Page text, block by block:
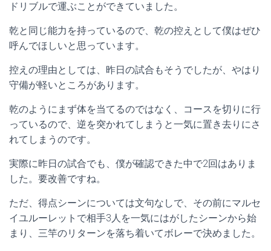
ドリブルで運ぶことができていました。
乾と同じ能力を持っているので、乾の控えとして僕はぜひ
呼んでほしいと思っています。
控えの理由としては、昨日の試合もそうでしたが、やはり
守備が軽いところがあります。
乾のようにまず体を当てるのではなく、コースを切りに行
っているので、逆を突かれてしまうと一気に置き去りにさ
れてしまうのです。
実際に昨日の試合でも、僕が確認できた中で2回はありま
した。要改善ですね。
ただ、得点シーンについては文句なしで、その前にマルセ
イユルーレットで相手3人を一気にはがしたシーンから始
まり、三竿のリターンを落ち着いてボレーで決めました。